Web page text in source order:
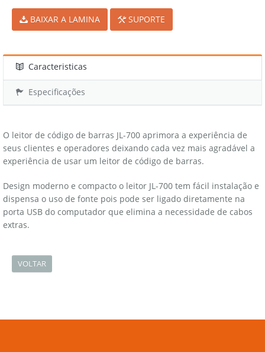
BAIXAR A LAMINA SUPORTE
Caracteristicas
Especificações
O leitor de código de barras JL-700 aprimora a experiência de
seus clientes e operadores deixando cada vez mais agradável a
experiência de usar um leitor de código de barras.
Design moderno e compacto o leitor JL-700 tem fácil instalação e
dispensa o uso de fonte pois pode ser ligado diretamente na
porta USB do computador que elimina a necessidade de cabos
extras.
VOLTAR